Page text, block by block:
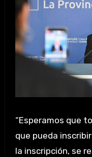
“Esperamos que
que pueda
la inscripción, se